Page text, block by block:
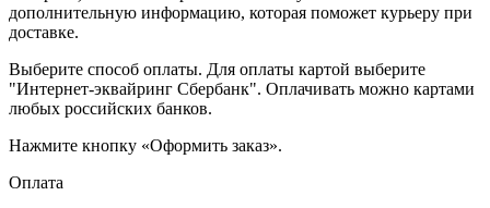
дополнительную информацию, которая поможет курьеру при
доставке.
Выберите способ оплаты. Для оплаты картой выберите
"Интернет-эквайринг Сбербанк". Оплачивать можно картами
любых российских банков.
Нажмите кнопку «Оформить заказ».
Оплата